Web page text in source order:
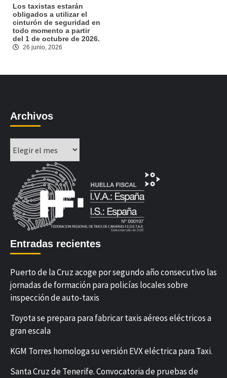
Los taxistas estarán
obligados a utilizar el
cinturón de seguridad en
todo momento a partir
del 1 de octubre de 2026.
26 junio, 2026
Archivos
Entradas recientes
Puerto de la Cruz acoge por segundo año consecutivo las
jornadas de formación para policías locales sobre
inspección de auto-taxis
Toyota se prepara para fabricar taxis aéreos eléctricos a
gran escala
KGM Torres homologa su versión EVX eléctrica para Taxi.
Santa Cruz de Tenerife. Convocatoria de pruebas de